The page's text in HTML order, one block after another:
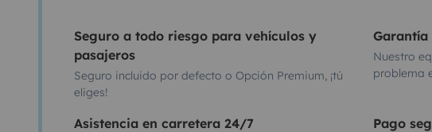
Seguro a todo riesgo para vehículos y
pasajeros
Seguro incluido por defecto o Opción Premium, ¡tú
eliges!
Garantía
Nuestro
problema
Asistencia en carretera 24/7 Pago